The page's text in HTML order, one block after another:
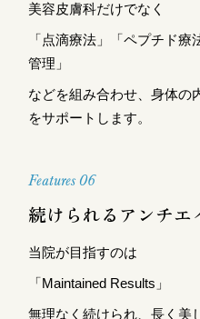
美容皮膚科だけでなく
「点滴療法」「ペプチド
管理」
などを組み合わせ、身体の
をサポートします。
Features 06
続けられるアンチエ
当院が目指すのは
「Maintained Results」
無理なく続けられ、長く美